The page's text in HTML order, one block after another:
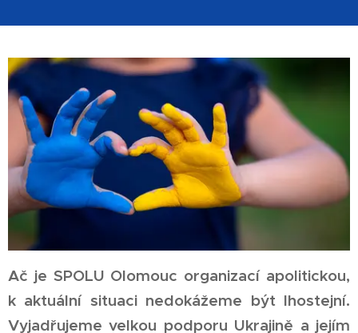
Ač je SPOLU Olomouc organizací apolitickou,
k aktuální situaci nedokážeme být lhostejní.
Vyjadřujeme velkou podporu Ukrajině a jejím